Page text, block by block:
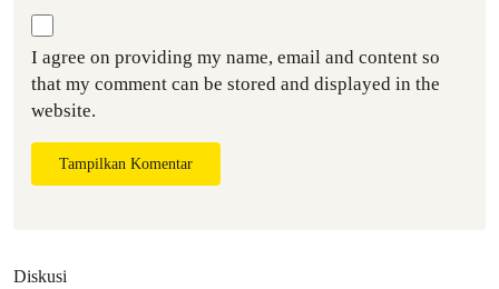
I agree on providing my name, email and content so
that my comment can be stored and displayed in the
website.
Tampilkan Komentar
Diskusi